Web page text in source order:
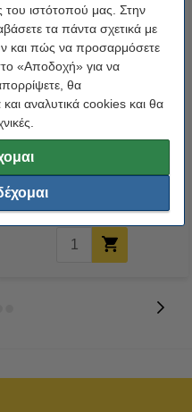
του ιστότοπού μας. Στην
τα πάντα σχετικά με
και πώς να προσαρμόσετε
«Αποδοχή» για να
θα
αναλυτικά cookies και θα
Μελάνι Epson SJIC36P(M)
54,90 €